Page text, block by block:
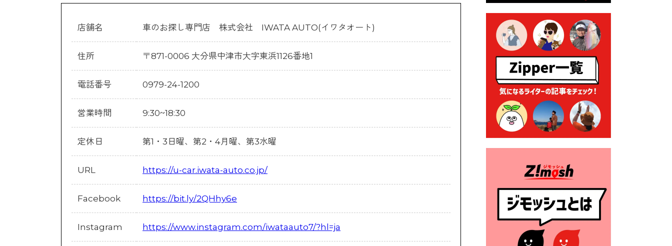
店舗名 車のお探し専門店 株式会社 IWATA AUTO(イワタオート)
住所 〒871-0006 大分県中津市大字東浜1126番地1
電話番号 0979-24-1200
営業時間 9:30~18:30
定休日 第1・3日曜、第2・4月曜、第3水曜
URL https://u-car.iwata-auto.co.jp/
Facebook https://bit.ly/2QHhy6e
Instagram https://www.instagram.com/iwataauto7/?hl=ja
公演開催のお知らせ
2026年7月9日 クラウドファ
ンディング型ふるさと納税の
実施について
2026年7月9日 農地法等に係
る各種申請に係る登記事項証
明書の添付省略について
2026年7月9日 廃食用油の回
収
2026年7月7日 「おゆずりコ
2026年7月1日 豊前市民プール
一般開放
2026年7月1日 「豊前市定住促
進奨励金」が始まります！
（令和８年４月１日施行）
2026年6月25日 指定ごみ袋価
格改定